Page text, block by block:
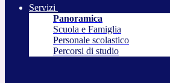
Servizi
Panoramica
Scuola e Famiglia
Personale scolastico
Percorsi di studio